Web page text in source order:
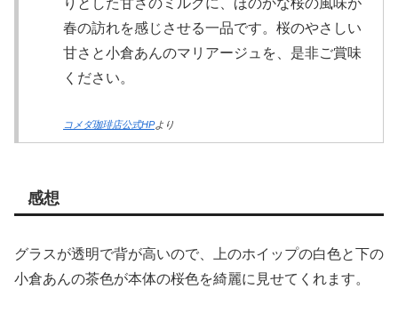
春の訪れを感じさせる一品です。桜のやさしい
甘さと小倉あんのマリアージュを、是非ご賞味
ください。
コメダ珈琲店公式HPより
感想
グラスが透明で背が高いので、上のホイップの白色と下の
小倉あんの茶色が本体の桜色を綺麗に見せてくれます。